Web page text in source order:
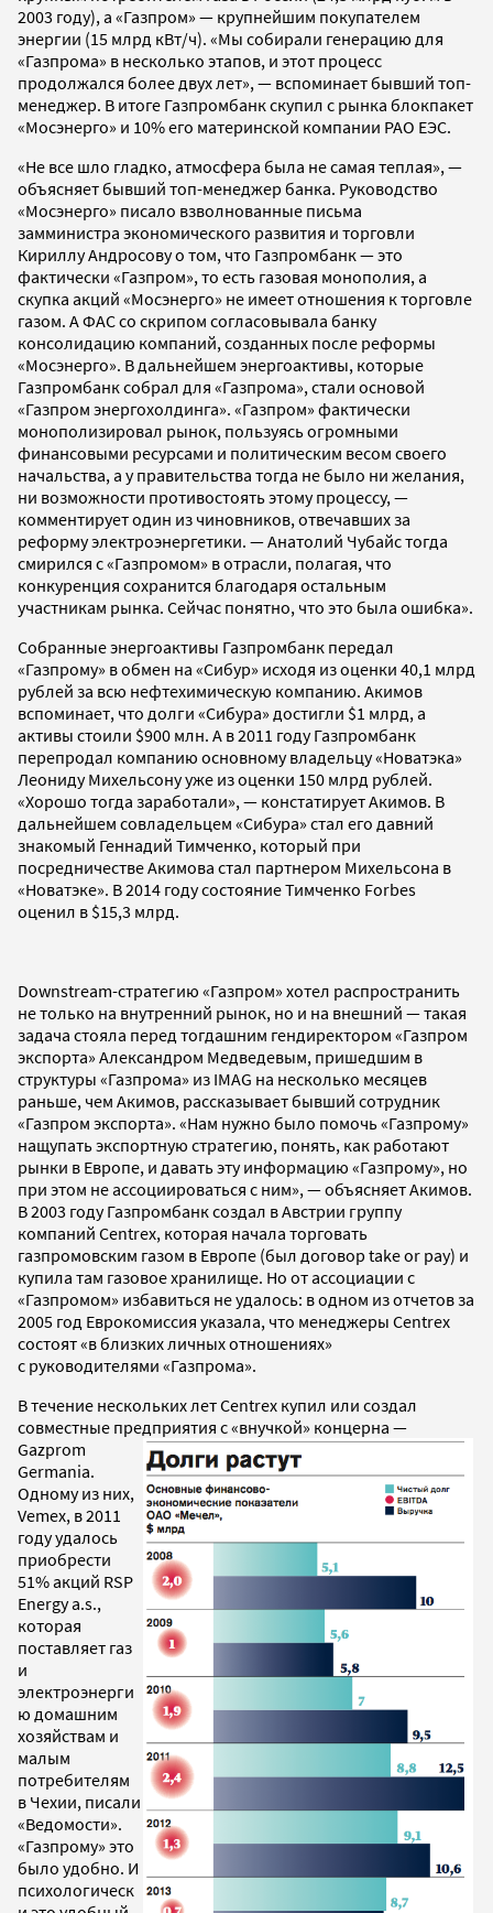
2003 году), а «Газпром» — крупнейшим покупателем
энергии (15 млрд кВт/ч). «Мы собирали генерацию для
«Газпрома» в несколько этапов, и этот процесс
продолжался более двух лет», — вспоминает бывший топ-
менеджер. В итоге Газпромбанк скупил с рынка блокпакет
«Мосэнерго» и 10% его материнской компании РАО ЕЭС.
«Не все шло гладко, атмосфера была не самая теплая», —
объясняет бывший топ-менеджер банка. Руководство
«Мосэнерго» писало взволнованные письма
замминистра экономического развития и торговли
Кириллу Андросову о том, что Газпромбанк — это
фактически «Газпром», то есть газовая монополия, а
скупка акций «Мосэнерго» не имеет отношения к торговле
газом. А ФАС со скрипом согласовывала банку
консолидацию компаний, созданных после реформы
«Мосэнерго». В дальнейшем энергоактивы, которые
Газпромбанк собрал для «Газпрома», стали основой
«Газпром энергохолдинга». «Газпром» фактически
монополизировал рынок, пользуясь огромными
финансовыми ресурсами и политическим весом своего
начальства, а у правительства тогда не было ни желания,
ни возможности противостоять этому процессу, —
комментирует один из чиновников, отвечавших за
реформу электроэнергетики. — Анатолий Чубайс тогда
смирился с «Газпромом» в отрасли, полагая, что
конкуренция сохранится благодаря остальным
участникам рынка. Сейчас понятно, что это была ошибка».
Собранные энергоактивы Газпромбанк передал
«Газпрому» в обмен на «Сибур» исходя из оценки 40,1 млрд
рублей за всю нефтехимическую компанию. Акимов
вспоминает, что долги «Сибура» достигли $1 млрд, а
активы стоили $900 млн. А в 2011 году Газпромбанк
перепродал компанию основному владельцу «Новатэка»
Леониду Михельсону уже из оценки 150 млрд рублей.
«Хорошо тогда заработали», — констатирует Акимов. В
дальнейшем совладельцем «Сибура» стал его давний
знакомый Геннадий Тимченко, который при
посредничестве Акимова стал партнером Михельсона в
«Новатэке». В 2014 году состояние Тимченко Forbes
оценил в $15,3 млрд.
Downstream-стратегию «Газпром» хотел распространить
не только на внутренний рынок, но и на внешний — такая
задача стояла перед тогдашним гендиректором «Газпром
экспорта» Александром Медведевым, пришедшим в
структуры «Газпрома» из IMAG на несколько месяцев
раньше, чем Акимов, рассказывает бывший сотрудник
«Газпром экспорта». «Нам нужно было помочь «Газпрому»
нащупать экспортную стратегию, понять, как работают
рынки в Европе, и давать эту информацию «Газпрому», но
при этом не ассоциироваться с ним», — объясняет Акимов.
В 2003 году Газпромбанк создал в Австрии группу
компаний Centrex, которая начала торговать
газпромовским газом в Европе (был договор take or pay) и
купила там газовое хранилище. Но от ассоциации с
«Газпромом» избавиться не удалось: в одном из отчетов за
2005 год Еврокомиссия указала, что менеджеры Centrex
состоят «в близких личных отношениях»
с руководителями «Газпрома».
В течение нескольких лет Centrex купил или создал
совместные предприятия с «внучкой» концерна —
Gazprom
Germania.
Одному из них,
Vemex, в 2011
году удалось
приобрести
51% акций RSP
Energy a.s.,
которая
поставляет газ
и
электроэнерги
ю домашним
хозяйствам и
малым
потребителям
в Чехии, писали
«Ведомости».
«Газпрому» это
было удобно. И
психологическ